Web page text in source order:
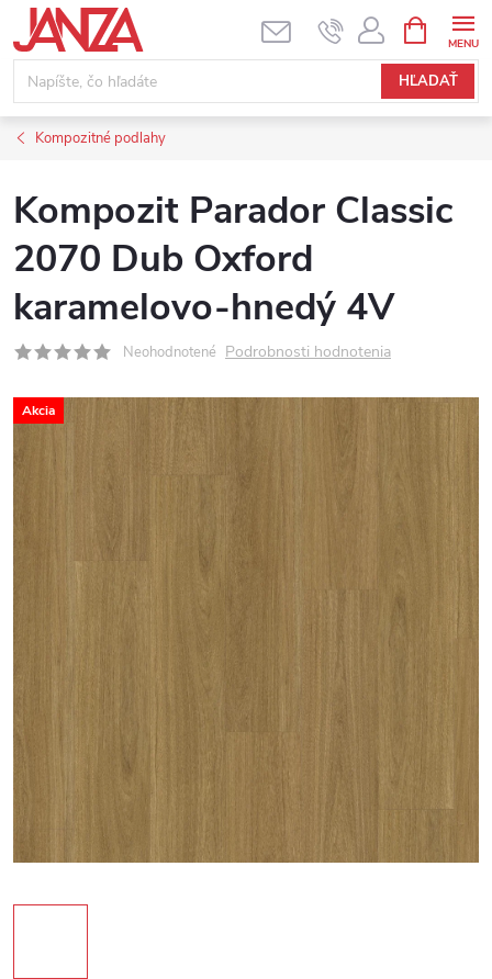
Prejsť na obsah
HĽADAŤ
Kompozitné podlahy
Kompozit Parador Classic
2070 Dub Oxford
karamelovo-hnedý 4V
Neohodnotené Podrobnosti hodnotenia
Akcia